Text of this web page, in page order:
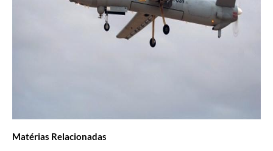
Matérias Relacionadas